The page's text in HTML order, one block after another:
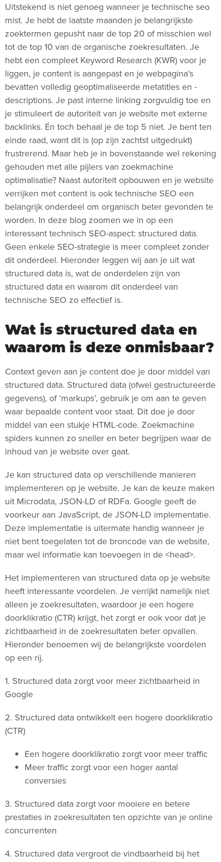
Uitstekend is niet genoeg wanneer je technische seo
mist. Je hebt de laatste maanden je belangrijkste
zoektermen gepusht naar de top 20 of misschien wel
tot de top 10 van de organische zoekresultaten. Je
hebt een compleet Keyword Research (KWR) voor je
liggen, je content is aangepast en je webpagina’s
bevatten volledig geoptimaliseerde metatitles en -
descriptions. Je past interne linking zorgvuldig toe en
je stimuleert de autoriteit van je website met externe
backlinks. Én toch behaal je de top 5 niet. Je bent ten
einde raad, want dit is (op zijn zachtst uitgedrukt)
frustrerend. Maar heb je in bovenstaande wel rekening
gehouden met alle pijlers van zoekmachine
optimalisatie? Naast autoriteit opbouwen en je website
verrijken met content is ook technische SEO een
belangrijk onderdeel om organisch beter gevonden te
worden. In deze blog zoomen we in op een
interessant technisch SEO-aspect: structured data.
Geen enkele SEO-strategie is meer compleet zonder
dit onderdeel. Hieronder leggen wij aan je uit wat
structured data is, wat de onderdelen zijn van
structured data en waarom dit onderdeel van
technische SEO zo effectief is.
Wat is structured data en
waarom is deze onmisbaar?
Context geven aan je content doe je door middel van
structured data. Structured data (ofwel gestructureerde
gegevens), of ‘markups’, gebruik je om aan te geven
waar bepaalde content voor staat. Dit doe je door
middel van een stukje HTML-code. Zoekmachine
spiders kunnen zo sneller en beter begrijpen waar de
inhoud van je website over gaat.
Je kan structured data op verschillende manieren
implementeren op je website. Je kan de keuze maken
uit Microdata, JSON-LD of RDFa. Google geeft de
voorkeur aan JavaScript, de JSON-LD implementatie.
Deze implementatie is uitermate handig wanneer je
niet bent toegelaten tot de broncode van de website,
maar wel informatie kan toevoegen in de <head>.
Het implementeren van structured data op je website
heeft interessante voordelen. Je verrijkt namelijk niet
alleen je zoekresultaten, waardoor je een hogere
doorklikratio (CTR) krijgt, het zorgt er ook voor dat je
zichtbaarheid in de zoekresultaten beter opvallen.
Hieronder benoemen wij de belangrijkste voordelen
op een rij.
1. Structured data zorgt voor meer zichtbaarheid in
Google
2. Structured data ontwikkelt een hogere doorklikratio
(CTR)
Een hogere doorklikratio zorgt voor meer traffic
Meer traffic zorgt voor een hoger aantal
conversies
3. Structured data zorgt voor mooiere en betere
prestaties in zoekresultaten ten opzichte van je online
concurrenten
4. Structured data vergroot de vindbaarheid bij het